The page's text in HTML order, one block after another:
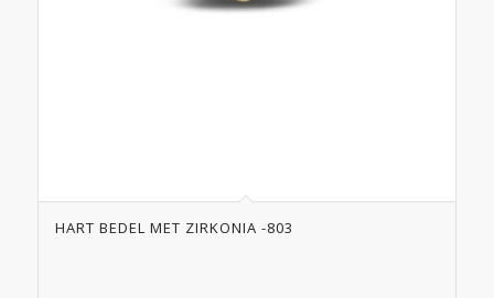
HART BEDEL MET ZIRKONIA -803